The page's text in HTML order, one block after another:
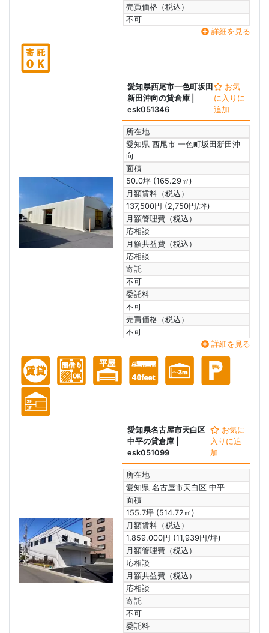
売買価格（税込）
不可
詳細を見る
愛知県西尾市一色町坂田
新田沖向の貸倉庫
esk051346
お気
に入りに
追加
所在地
愛知県 西尾市 一色町坂田新田沖
向
面積
50.0坪 (165.29㎡)
月額賃料（税込）
137,500円 (2,750円/坪)
月額管理費（税込）
応相談
月額共益費（税込）
応相談
寄託
不可
委託料
不可
売買価格（税込）
不可
詳細を見る
愛知県名古屋市天白区
中平の貸倉庫
esk051099
お気に
入りに追
加
所在地
愛知県 名古屋市天白区 中平
面積
155.7坪 (514.72㎡)
月額賃料（税込）
1,859,000円 (11,939円/坪)
月額管理費（税込）
応相談
月額共益費（税込）
応相談
寄託
不可
委託料